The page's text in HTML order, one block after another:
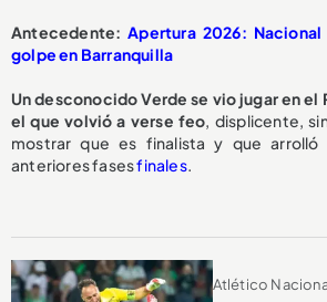
Antecedente:Apertura 2026:
golpe en Barranquilla
Un desconocido Verde se vio jugar en el
el que volvió a verse feo, displicente,
mostrar que es finalista y que arrolló
anteriores fasesfinales.
Atlético